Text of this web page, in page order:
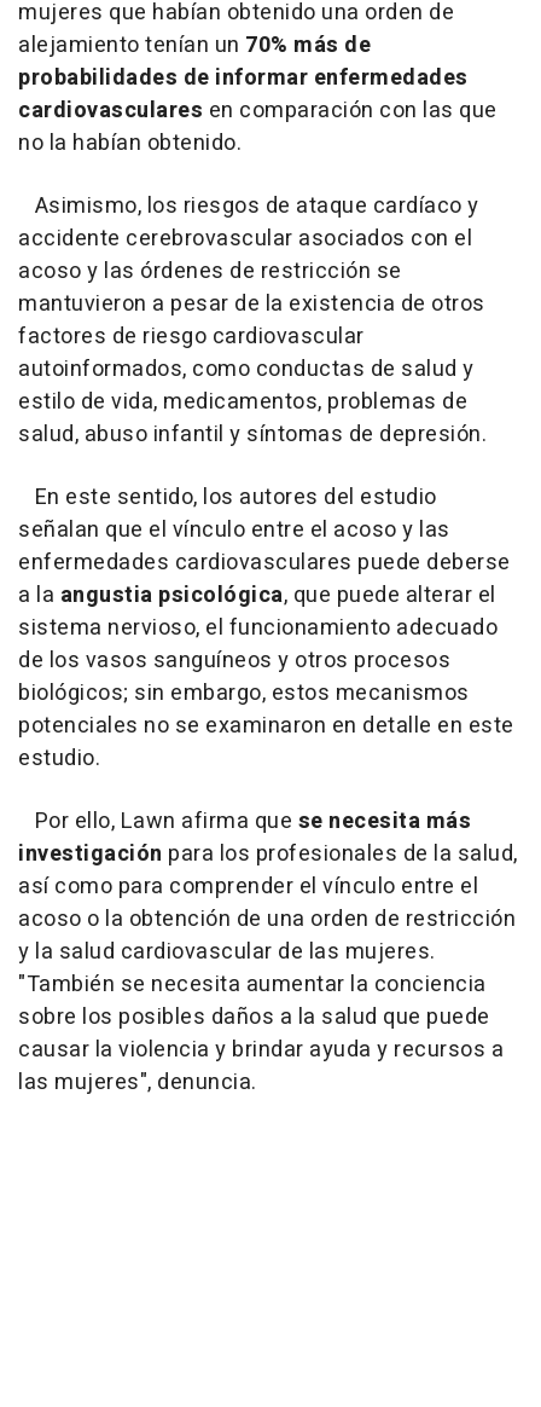
mujeres que habían obtenido una orden de
alejamiento tenían un 70% más de
probabilidades de informar enfermedades
cardiovasculares en comparación con las que
no la habían obtenido.
Asimismo, los riesgos de ataque cardíaco y
accidente cerebrovascular asociados con el
acoso y las órdenes de restricción se
mantuvieron a pesar de la existencia de otros
factores de riesgo cardiovascular
autoinformados, como conductas de salud y
estilo de vida, medicamentos, problemas de
salud, abuso infantil y síntomas de depresión.
En este sentido, los autores del estudio
señalan que el vínculo entre el acoso y las
enfermedades cardiovasculares puede deberse
a la angustia psicológica, que puede alterar el
sistema nervioso, el funcionamiento adecuado
de los vasos sanguíneos y otros procesos
biológicos; sin embargo, estos mecanismos
potenciales no se examinaron en detalle en este
estudio.
Por ello, Lawn afirma que se necesita más
investigación para los profesionales de la salud,
así como para comprender el vínculo entre el
acoso o la obtención de una orden de restricción
y la salud cardiovascular de las mujeres.
"También se necesita aumentar la conciencia
sobre los posibles daños a la salud que puede
causar la violencia y brindar ayuda y recursos a
las mujeres", denuncia.